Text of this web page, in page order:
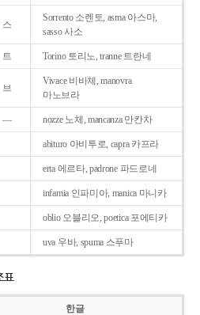
스
Sorrento 소렌토, asma 아스마,
sasso 사소
트 Torino 토리노, tranne 트란네
브
Vivace 비바체, manovra
마노브라
― nozze 노체, mancanza 만칸차
abituro 아비투로, capra 카프라
erta 에르타, padrone 파드로네
infamia 인파미아, manica 마니카
oblio 오블리오, poetica 포에티카
uva 우바, spuma 스푸마
표
한글